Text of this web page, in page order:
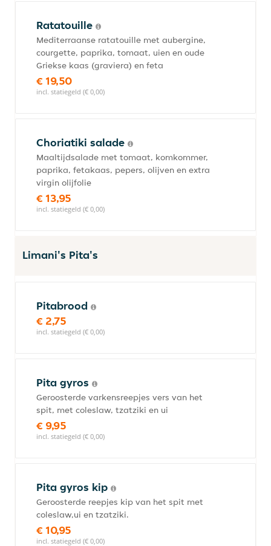
Ratatouille
Mediterraanse ratatouille met aubergine,
courgette, paprika, tomaat, uien en oude
Griekse kaas (graviera) en feta
€ 19,50
incl. statiegeld (€ 0,00)
Choriatiki salade
Maaltijdsalade met tomaat, komkommer,
paprika, fetakaas, pepers, olijven en extra
virgin olijfolie
€ 13,95
incl. statiegeld (€ 0,00)
Limani's Pita's
Pitabrood
€ 2,75
incl. statiegeld (€ 0,00)
Pita gyros
Geroosterde varkensreepjes vers van het
spit, met coleslaw, tzatziki en ui
€ 9,95
incl. statiegeld (€ 0,00)
Pita gyros kip
Geroosterde reepjes kip van het spit met
coleslaw,ui en tzatziki.
€ 10,95
incl. statiegeld (€ 0,00)